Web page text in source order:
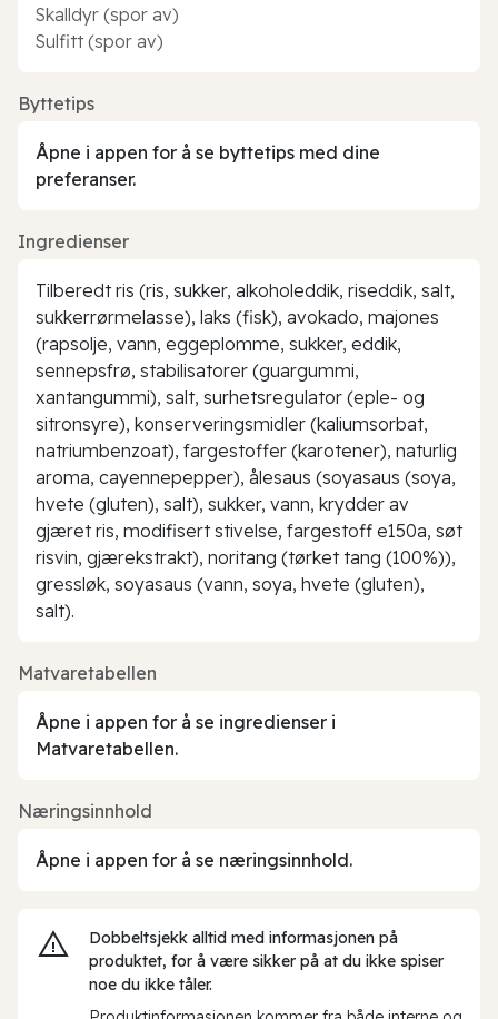
Skalldyr (spor av)
Sulfitt (spor av)
Byttetips
Åpne i appen for å se byttetips med dine
preferanser.
Ingredienser
Tilberedt ris (ris, sukker, alkoholeddik, riseddik, salt,
sukkerrørmelasse), laks (fisk), avokado, majones
(rapsolje, vann, eggeplomme, sukker, eddik,
sennepsfrø, stabilisatorer (guargummi,
xantangummi), salt, surhetsregulator (eple- og
sitronsyre), konserveringsmidler (kaliumsorbat,
natriumbenzoat), fargestoffer (karotener), naturlig
aroma, cayennepepper), ålesaus (soyasaus (soya,
hvete (gluten), salt), sukker, vann, krydder av
gjæret ris, modifisert stivelse, fargestoff e150a, søt
risvin, gjærekstrakt), noritang (tørket tang (100%)),
gressløk, soyasaus (vann, soya, hvete (gluten),
salt).
Matvaretabellen
Åpne i appen for å se ingredienser i
Matvaretabellen.
Næringsinnhold
Åpne i appen for å se næringsinnhold.
Dobbeltsjekk alltid med informasjonen på
produktet, for å være sikker på at du ikke spiser
noe du ikke tåler.